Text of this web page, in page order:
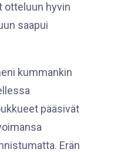
otteluun hyvin
saapui
kummankin
pääsivät
Erän